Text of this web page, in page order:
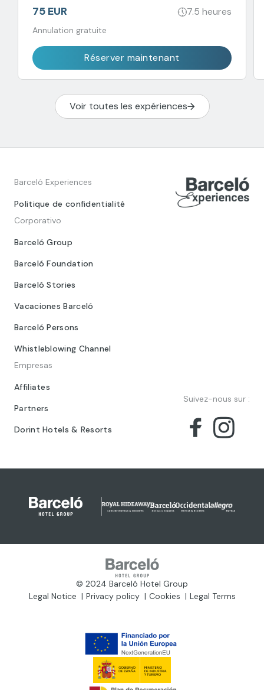
75 EUR 7.5 heures
Annulation gratuite
Réserver maintenant
Voir toutes les expériences
Barceló Experiences
Politique de confidentialité
Corporativo
Barceló Group
Barceló Foundation
Barceló Stories
Vacaciones Barceló
Barceló Persons
Whistleblowing Channel
Empresas
Affiliates
Partners
Dorint Hotels & Resorts
Suivez-nous sur :
© 2024 Barceló Hotel Group
Legal Notice
Privacy policy Cookies Legal Terms